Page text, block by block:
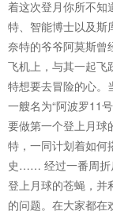
着这次登月你所不知
特、智能博士以及斯
奈特的爷爷阿莫斯曾
飞机上，与其一起飞
特想要去冒险的心。
一艘名为“阿波罗11
要做第一个登上月球
特，一同计划着如何
史…… 经过一番周折
登上月球的苍蝇，并
的问题。在大家都在